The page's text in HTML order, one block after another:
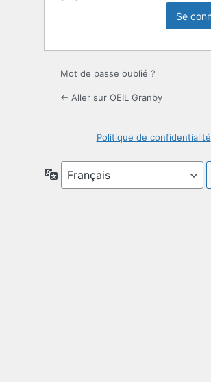
Mot de passe oublié ?
← Aller sur OEIL Granby
Politique de confidentialité
Langue